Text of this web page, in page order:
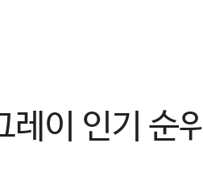
이 인기 순위